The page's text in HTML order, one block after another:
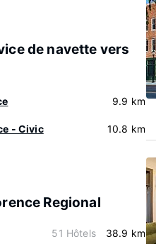
de navette vers
9.9 km
- Civic
10.8 km
Regional
51 Hôtels 38.9 km